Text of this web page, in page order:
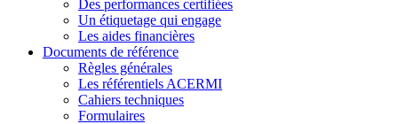
Des performances certifiées
Un étiquetage qui engage
Les aides financières
Documents de référence
Règles générales
Les référentiels ACERMI
Cahiers techniques
Formulaires